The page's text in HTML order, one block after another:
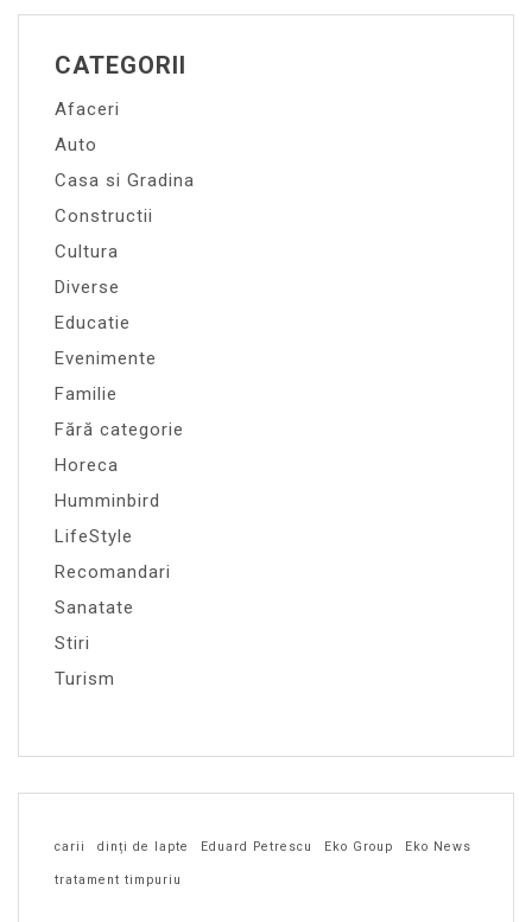
CATEGORII
Afaceri
Auto
Casa si Gradina
Constructii
Cultura
Diverse
Educatie
Evenimente
Familie
Fără categorie
Horeca
Humminbird
LifeStyle
Recomandari
Sanatate
Stiri
Turism
carii dinți de lapte Eduard Petrescu Eko Group Eko News
tratament timpuriu